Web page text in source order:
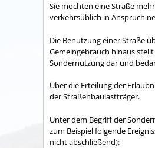
Sie möchten eine Straße
verkehrsüblich in Anspruch
Die Benutzung einer Straße
Gemeingebrauch hinaus
Sondernutzung dar und
Über die Erteilung der
der Straßenbaulastträger.
Unter dem Begriff der
zum Beispiel folgende
nicht abschließend):